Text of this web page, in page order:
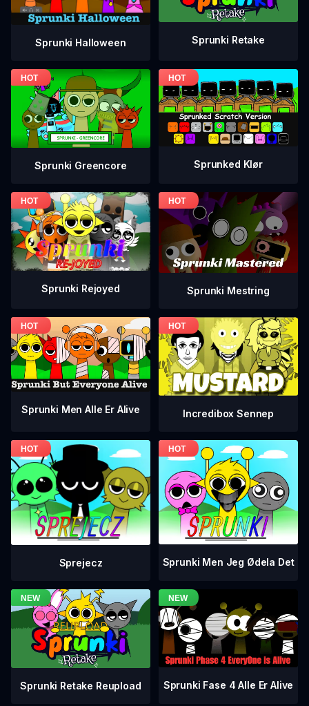
Sprunki Halloween Sprunki Retake
Sprunki Greencore Sprunked Klør
Sprunki Rejoyed Sprunki Mestring
Sprunki Men Alle Er Alive Incredibox Sennep
Sprejecz Sprunki Men Jeg Ødela Det
Sprunki Retake Reupload Sprunki Fase 4 Alle Er Alive